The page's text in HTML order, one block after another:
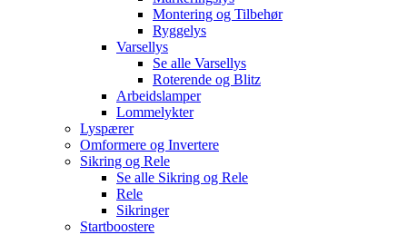
Montering og Tilbehør
Ryggelys
Varsellys
Se alle Varsellys
Roterende og Blitz
Arbeidslamper
Lommelykter
Lyspærer
Omformere og Invertere
Sikring og Rele
Se alle Sikring og Rele
Rele
Sikringer
Startboostere